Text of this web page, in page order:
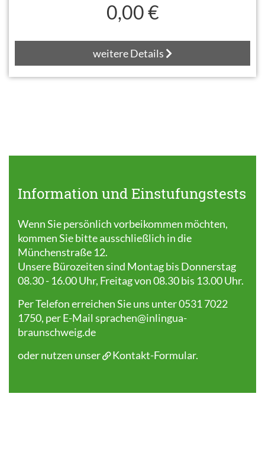
0,00 €
weitere Details
Information und Einstufungstests
Wenn Sie persönlich vorbeikommen möchten,
kommen Sie bitte ausschließlich in die
Münchenstraße 12.
Unsere Bürozeiten sind Montag bis Donnerstag
08.30 - 16.00 Uhr, Freitag von 08.30 bis 13.00 Uhr.
Per Telefon erreichen Sie uns unter 0531 7022
1750, per E-Mail sprachen@inlingua-
braunschweig.de
oder nutzen unser
Kontakt-Formular.